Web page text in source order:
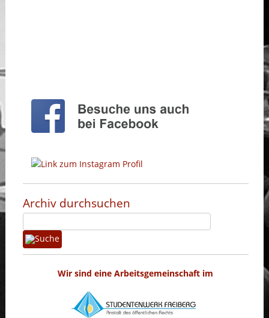
Archiv durchsuchen
Wir sind eine Arbeitsgemeinschaft im